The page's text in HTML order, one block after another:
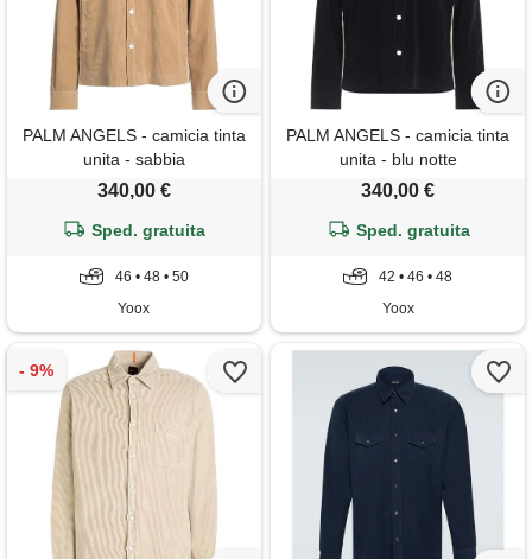
PALM ANGELS - camicia tinta
unita - sabbia
340,00 €
Sped. gratuita
46 • 48 • 50
Yoox
PALM ANGELS - camicia tinta
unita - blu notte
340,00 €
Sped. gratuita
42 • 46 • 48
Yoox